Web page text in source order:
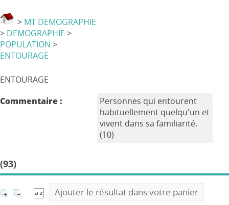
> MT DEMOGRAPHIE
> DEMOGRAPHIE >
POPULATION >
ENTOURAGE
ENTOURAGE
Commentaire :
Personnes qui entourent
habituellement quelqu'un et
vivent dans sa familiarité.
(10)
(93)
Ajouter le résultat dans votre panier